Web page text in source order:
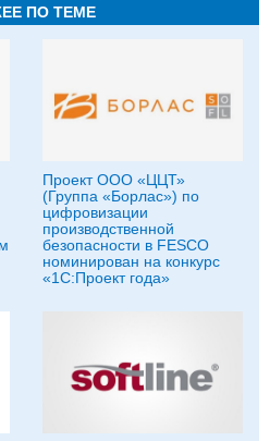
ПО ТЕМЕ
Проект ООО «ЦЦТ»
(Группа «Борлас») по
цифровизации
производственной
безопасности в FESCO
номинирован на конкурс
«1С:Проект года»